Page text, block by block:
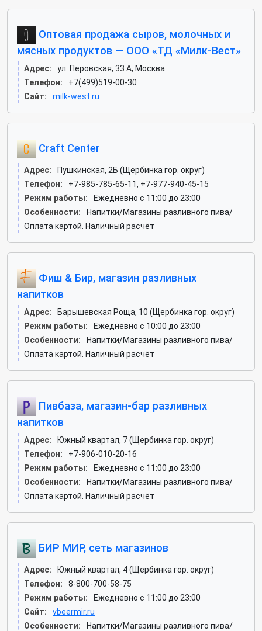
Оптовая продажа сыров, молочных и
мясных продуктов — ООО «ТД «Милк-Вест»
Адрес:
ул. Перовская, 33 А, Москва
Телефон:
+7(499)519-00-30
Сайт:
milk-west.ru
Craft Center
Адрес:
Пушкинская, 2Б (Щербинка гор. округ)
Телефон:
+7-985-785-65-11, +7-977-940-45-15
Режим работы:
Ежедневно с 11:00 до 23:00
Особенности:
Напитки/Магазины разливного пива/
Оплата картой. Наличный расчёт
Фиш & Бир, магазин разливных
напитков
Адрес:
Барышевская Роща, 10 (Щербинка гор. округ)
Режим работы:
Ежедневно с 10:00 до 23:00
Особенности:
Напитки/Магазины разливного пива/
Оплата картой. Наличный расчёт
Пивбаза, магазин-бар разливных
напитков
Адрес:
Южный квартал, 7 (Щербинка гор. округ)
Телефон:
+7-906-010-20-16
Режим работы:
Ежедневно с 11:00 до 23:00
Особенности:
Напитки/Магазины разливного пива/
Оплата картой. Наличный расчёт
БИР МИР, сеть магазинов
Адрес:
Южный квартал, 4 (Щербинка гор. округ)
Телефон:
8-800-700-58-75
Режим работы:
Ежедневно с 11:00 до 23:00
Сайт:
vbeermir.ru
Особенности:
Напитки/Магазины разливного пива/